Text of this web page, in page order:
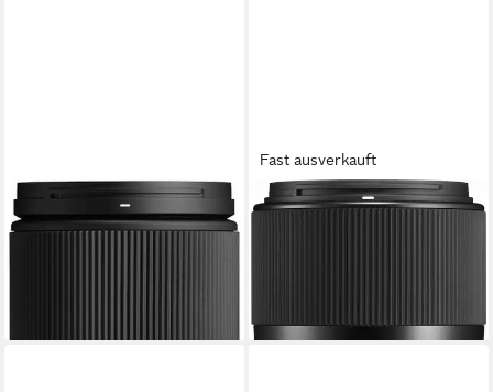
16-300mm f3,5-6,7 DC OS
Fast ausverkauft
SIGMA